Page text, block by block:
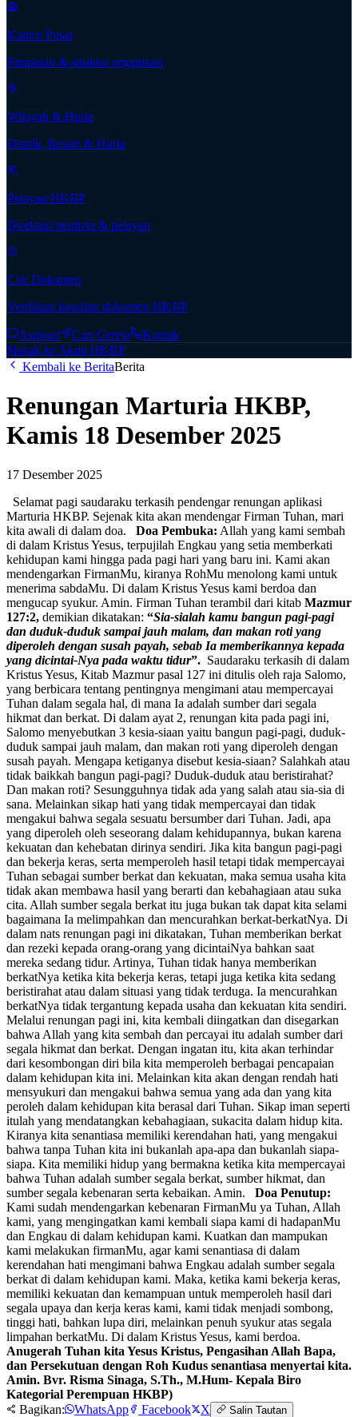
Kantor Pusat
Pimpinan & struktur organisasi
Wilayah & Huria
Distrik, Resort & Huria
Pelayan HKBP
Direktori pendeta & pelayan
Cek Dokumen
Verifikasi keaslian dokumen HKBP
Aspirasi Cari Gereja
Kontak
Masuk ke Akun HKBP
Kembali ke BeritaBerita
Renungan Marturia HKBP,
Kamis 18 Desember 2025
17 Desember 2025
Selamat pagi saudaraku terkasih pendengar renungan aplikasi
Marturia HKBP. Sejenak kita akan mendengar Firman Tuhan, mari
kita awali di dalam doa. Doa Pembuka: Allah yang kami sembah
di dalam Kristus Yesus, terpujilah Engkau yang setia memberkati
kehidupan kami hingga pada pagi hari yang baru ini. Kami akan
mendengarkan FirmanMu, kiranya RohMu menolong kami untuk
menerima sabdaMu. Di dalam Kristus Yesus kami berdoa dan
mengucap syukur. Amin. Firman Tuhan terambil dari kitab Mazmur
127:2, demikian dikatakan: “Sia-sialah kamu bangun pagi-pagi
dan duduk-duduk sampai jauh malam, dan makan roti yang
diperoleh dengan susah payah, sebab Ia memberikannya kepada
yang dicintai-Nya pada waktu tidur”. Saudaraku terkasih di dalam
Kristus Yesus, Kitab Mazmur pasal 127 ini ditulis oleh raja Salomo,
yang berbicara tentang pentingnya mengimani atau mempercayai
Tuhan dalam segala hal, di mana Ia adalah sumber dari segala
hikmat dan berkat. Di dalam ayat 2, renungan kita pada pagi ini,
Salomo menyebutkan 3 kesia-siaan yaitu bangun pagi-pagi, duduk-
duduk sampai jauh malam, dan makan roti yang diperoleh dengan
susah payah. Mengapa ketiganya disebut kesia-siaan? Salahkah atau
tidak baikkah bangun pagi-pagi? Duduk-duduk atau beristirahat?
Dan makan roti? Sesungguhnya tidak ada yang salah atau sia-sia di
sana. Melainkan sikap hati yang tidak mempercayai dan tidak
mengakui bahwa segala sesuatu bersumber dari Tuhan. Jadi, apa
yang diperoleh oleh seseorang dalam kehidupannya, bukan karena
kekuatan dan kehebatan dirinya sendiri. Jika kita bangun pagi-pagi
dan bekerja keras, serta memperoleh hasil tetapi tidak mempercayai
Tuhan sebagai sumber berkat dan kekuatan, maka semua usaha kita
tidak akan membawa hasil yang berarti dan kebahagiaan atau suka
cita. Allah sumber segala berkat itu juga bukan tak dapat kita selami
bagaimana Ia melimpahkan dan mencurahkan berkat-berkatNya. Di
dalam nats renungan pagi ini dikatakan, Tuhan memberikan berkat
dan rezeki kepada orang-orang yang dicintaiNya bahkan saat
mereka sedang tidur. Artinya, Tuhan tidak hanya memberikan
berkatNya ketika kita bekerja keras, tetapi juga ketika kita sedang
beristirahat atau dalam situasi yang tidak terduga. Ia mencurahkan
berkatNya tidak tergantung kepada usaha dan kekuatan kita sendiri.
Melalui renungan pagi ini, kita kembali diingatkan dan disegarkan
bahwa Allah yang kita sembah dan percayai itu adalah sumber dari
segala hikmat dan berkat. Dengan ingatan itu, kita akan terhindar
dari kesombongan diri bila kita memperoleh berbagai pencapaian
dalam kehidupan kita ini. Melainkan kita akan dengan rendah hati
mensyukuri dan mengakui bahwa semua yang ada dan yang kita
peroleh dalam kehidupan kita berasal dari Tuhan. Sikap iman seperti
itulah yang mendatangkan kebahagiaan, sukacita dalam hidup kita.
Kiranya kita senantiasa memiliki kerendahan hati, yang mengakui
bahwa tanpa Tuhan kita ini bukanlah apa-apa dan bukanlah siapa-
siapa. Kita memiliki hidup yang bermakna ketika kita mempercayai
bahwa Tuhan adalah sumber segala berkat, sumber hikmat, dan
sumber segala kebenaran serta kebaikan. Amin. Doa Penutup:
Kami sudah mendengarkan kebenaran FirmanMu ya Tuhan, Allah
kami, yang mengingatkan kami kembali siapa kami di hadapanMu
dan Engkau di dalam kehidupan kami. Kuatkan dan mampukan
kami melakukan firmanMu, agar kami senantiasa di dalam
kerendahan hati mengimani bahwa Engkau adalah sumber segala
berkat di dalam kehidupan kami. Maka, ketika kami bekerja keras,
memiliki kekuatan dan kemampuan untuk memperoleh hasil dari
segala upaya dan kerja keras kami, kami tidak menjadi sombong,
tinggi hati, bahkan lupa diri, melainkan penuh syukur atas segala
limpahan berkatMu. Di dalam Kristus Yesus, kami berdoa.
Anugerah Tuhan kita Yesus Kristus, Pengasihan Allah Bapa,
dan Persekutuan dengan Roh Kudus senantiasa menyertai kita.
Amin. Bvr. Risma Sinaga, S.Th., M.Hum- Kepala Biro
Kategorial Perempuan HKBP)
Bagikan:
WhatsApp Facebook X Salin Tautan